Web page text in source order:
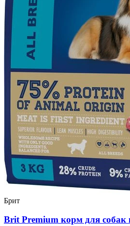
Брит
Brit Premium корм для собак